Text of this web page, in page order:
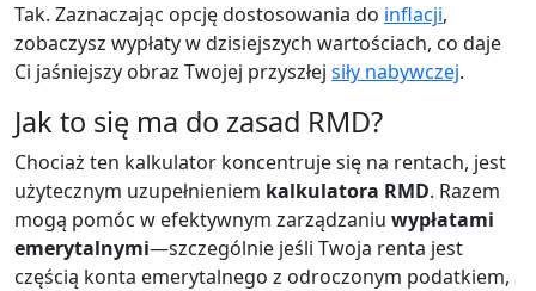
Tak. Zaznaczając opcję dostosowania do inflacji,
zobaczysz wypłaty w dzisiejszych wartościach, co daje
Ci jaśniejszy obraz Twojej przyszłej siły nabywczej.
Jak to się ma do zasad RMD?
Chociaż ten kalkulator koncentruje się na rentach, jest
użytecznym uzupełnieniem kalkulatora RMD. Razem
mogą pomóc w efektywnym zarządzaniu wypłatami
emerytalnymi—szczególnie jeśli Twoja renta jest
częścią konta emerytalnego z odroczonym podatkiem,